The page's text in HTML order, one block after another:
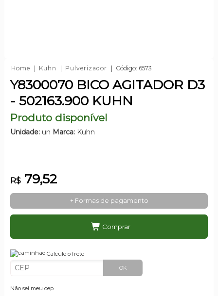
Home Kuhn Pulverizador Código: 6573
Y8300070 BICO AGITADOR D3
- 502163.900 KUHN
Produto disponível
Unidade:un Marca:Kuhn
R$79,52
+ Formas de pagamento
Comprar
Calcule o frete
OK
Não sei meu cep